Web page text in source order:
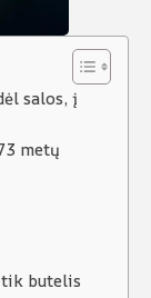
salos, į
metų
tik butelis